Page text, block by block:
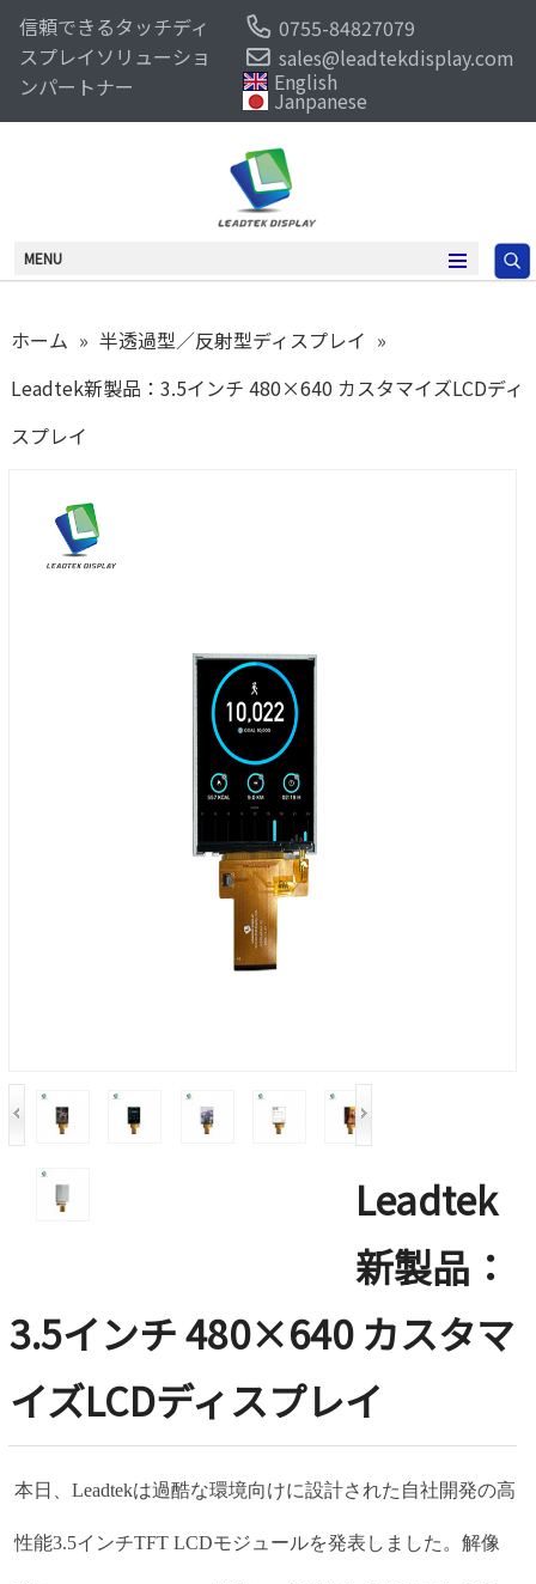
信頼できるタッチディ
スプレイソリューショ
ンパートナー
0755-84827079
sales@leadtekdisplay.com
English
Janpanese
MENU
ホーム » 半透過型／反射型ディスプレイ »
Leadtek新製品：3.5インチ 480×640 カスタマイズLCDディ
スプレイ
Leadtek
新製品：
3.5インチ 480×640 カスタマ
イズLCDディスプレイ
本日、Leadtekは過酷な環境向けに設計された自社開発の高
性能3.5インチTFT LCDモジュールを発表しました。解像